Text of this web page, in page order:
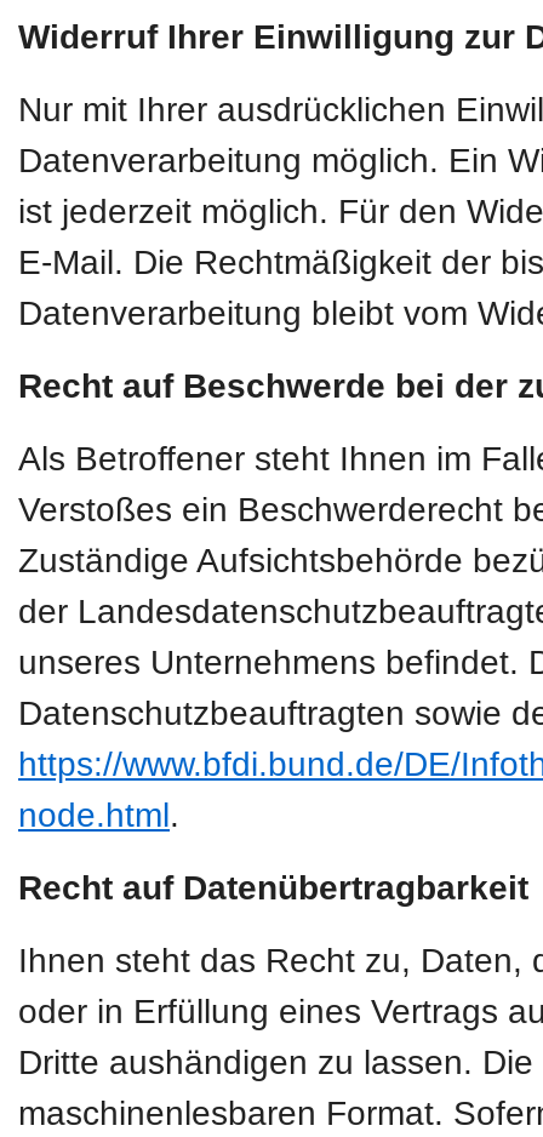
Widerruf Ihrer Einwilligung zur
Nur mit Ihrer ausdrücklichen
Datenverarbeitung möglich. Ein
ist jederzeit möglich. Für den
E-Mail. Die Rechtmäßigkeit der
Datenverarbeitung bleibt vom
Recht auf Beschwerde bei der
Als Betroffener steht Ihnen im
Verstoßes ein Beschwerderecht
Zuständige Aufsichtsbehörde
der
unseres Unternehmens befindet.
Datenschutzbeauftragten sowie
https://www.bfdi.bund.de/DE/
node.html.
Recht auf Datenübertragbarkeit
Ihnen steht das Recht zu, Daten,
oder in Erfüllung eines Vertrags
Dritte aushändigen zu lassen.
maschinenlesbaren Format.